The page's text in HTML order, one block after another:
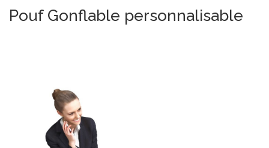
Pouf Gonflable personnalisable